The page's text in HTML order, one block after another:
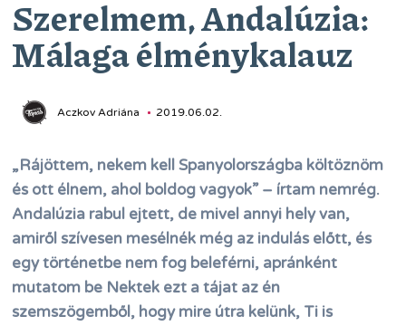
Szerelmem, Andalúzia:
Málaga élménykalauz
Aczkov Adriána 2019.06.02.
„Rájöttem, nekem kell Spanyolországba költöznöm
és ott élnem, ahol boldog vagyok” – írtam nemrég.
Andalúzia rabul ejtett, de mivel annyi hely van,
amiről szívesen mesélnék még az indulás előtt, és
egy történetbe nem fog beleférni, apránként
mutatom be Nektek ezt a tájat az én
szemszögemből, hogy mire útra kelünk, Ti is